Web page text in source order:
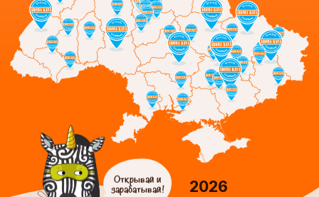
Открывай и
зарабатывай! 2026